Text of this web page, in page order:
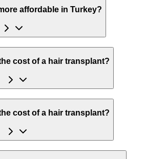
affordable in Turkey?
cost of a hair transplant?
cost of a hair transplant?